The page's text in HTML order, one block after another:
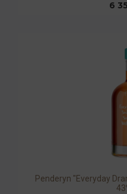
6
Penderyn "Everyday